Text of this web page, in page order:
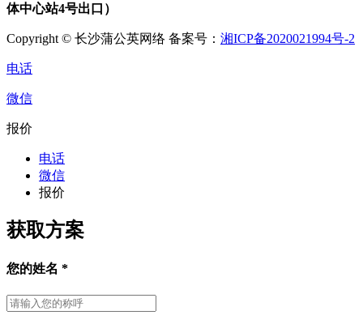
体中心站4号出口）
Copyright © 长沙蒲公英网络 备案号： 湘ICP备2020021994号-2
电话
微信
报价
电话
微信
报价
获取方案
您的姓名 *